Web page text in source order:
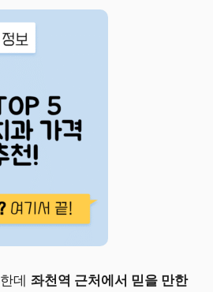
데 좌천역 근처에서 믿을 만한